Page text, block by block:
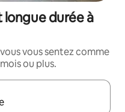
durée à
vous sentez comme
ou plus.
utilisez les flèches vers le